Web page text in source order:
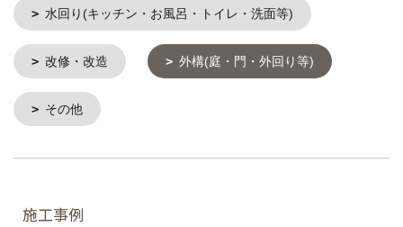
水回り(キッチン・お風呂・トイレ・洗面等)
改修・改造 外構(庭・門・外回り等)
その他
施工事例